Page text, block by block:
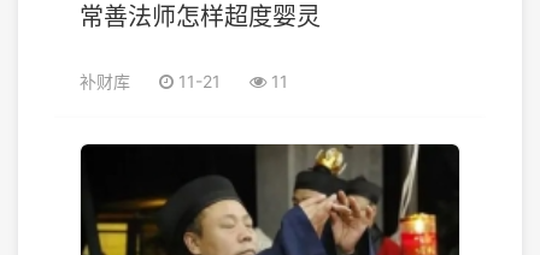
常善法师怎样超度婴灵
补财库 11-21 11